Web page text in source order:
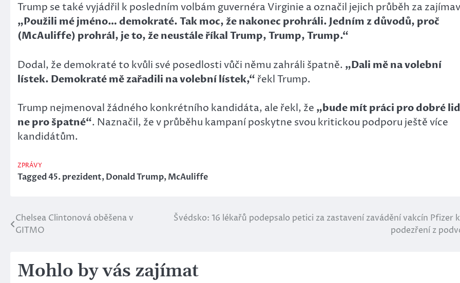
Trump se také vyjádřil k posledním volbám guvernéra Virginie a označil jejich průběh za
„Použili mé jméno… demokraté. Tak moc, že nakonec prohráli. Jedním z důvodů, proč
(McAuliffe) prohrál, je to, že neustále říkal Trump, Trump, Trump.“
Dodal, že demokraté to kvůli své posedlosti vůči němu zahráli špatně. „Dali mě na volební
lístek. Demokraté mě zařadili na volební lístek,“ řekl Trump.
Trump nejmenoval žádného konkrétního kandidáta, ale řekl, že „bude mít práci pro dobré
ne pro špatné“. Naznačil, že v průběhu kampaní poskytne svou kritickou podporu ještě více
kandidátům.
ZPRÁVY
Tagged45. prezident,Donald Trump,McAuliffe
Navigace
Chelsea Clintonová oběšena v
GITMO
Švédsko: 16 lékařů podepsalo petici za zastavení zavádění vakcín Pfizer
podezření z
Mohlo by vás zajímat